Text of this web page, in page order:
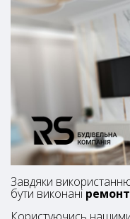
Завдяки
бути виконані